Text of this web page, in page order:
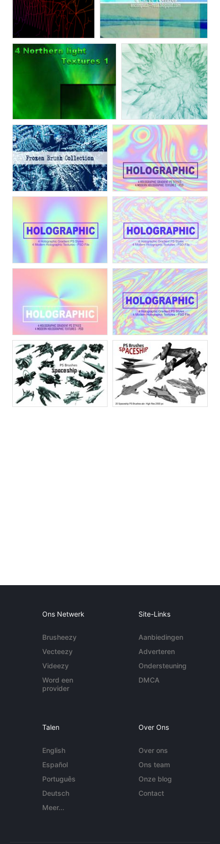
Ons Netwerk
Brusheezy
Vecteezy
Videezy
Word een
provider
Site-Links
Aanbiedingen
Adverteren
Ondersteuning
DMCA
Talen
English
Español
Português
Deutsch
Meer...
Over Ons
Over ons
Ons team
Onze blog
Contact